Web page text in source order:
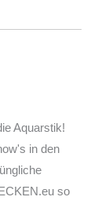
Aquarstik!
in den
so